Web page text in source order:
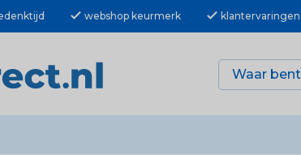
check webshop keurmerk check